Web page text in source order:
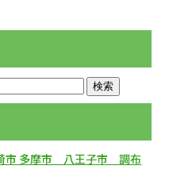
多摩市 八王子市 調布